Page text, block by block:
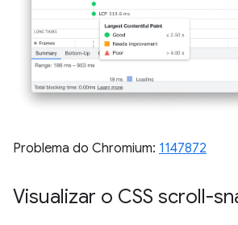
Problema do Chromium: 1147872
Visualizar o CSS scroll-